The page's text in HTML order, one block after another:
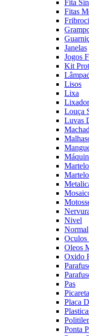
Fita
Fitas
Janelas
Jogos
Kit
Lisos
Lixa
Louça
Luvas
Nivel
Normal
Oculos
Oleos
Oxido
Pas
Placa
Ponta